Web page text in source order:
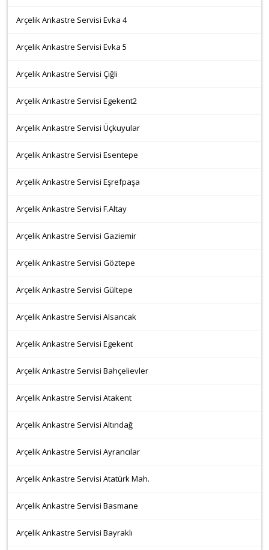
Arçelik Ankastre Servisi Evka 4
Arçelik Ankastre Servisi Evka 5
Arçelik Ankastre Servisi Çiğli
Arçelik Ankastre Servisi Egekent2
Arçelik Ankastre Servisi Üçkuyular
Arçelik Ankastre Servisi Esentepe
Arçelik Ankastre Servisi Eşrefpaşa
Arçelik Ankastre Servisi F.Altay
Arçelik Ankastre Servisi Gaziemir
Arçelik Ankastre Servisi Göztepe
Arçelik Ankastre Servisi Gültepe
Arçelik Ankastre Servisi Alsancak
Arçelik Ankastre Servisi Egekent
Arçelik Ankastre Servisi Bahçelievler
Arçelik Ankastre Servisi Atakent
Arçelik Ankastre Servisi Altındağ
Arçelik Ankastre Servisi Ayrancılar
Arçelik Ankastre Servisi Atatürk Mah.
Arçelik Ankastre Servisi Basmane
Arçelik Ankastre Servisi Bayraklı